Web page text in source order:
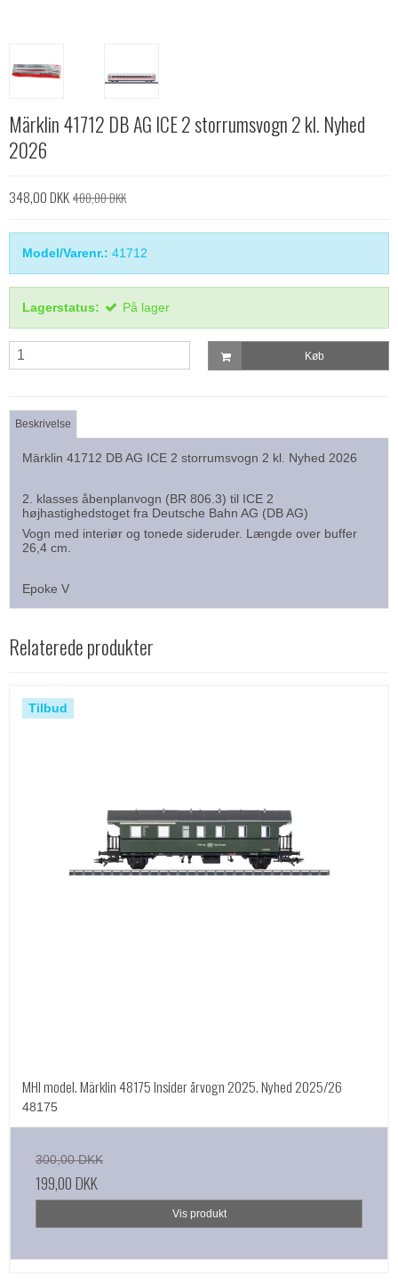
Märklin 41712 DB AG ICE 2 storrumsvogn 2 kl. Nyhed
2026
348,00 DKK400,00 DKK
Model/Varenr.: 41712
Lagerstatus: På lager
Køb
Beskrivelse
Märklin 41712 DB AG ICE 2 storrumsvogn 2 kl. Nyhed 2026
2. klasses åbenplanvogn (BR 806.3) til ICE 2
højhastighedstoget fra Deutsche Bahn AG (DB AG)
Vogn med interiør og tonede sideruder. Længde over buffer
26,4 cm.
Epoke V
Relaterede produkter
Tilbud
MHI model. Märklin 48175 Insider årvogn 2025. Nyhed 2025/26
48175
300,00 DKK
199,00 DKK
Vis produkt